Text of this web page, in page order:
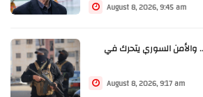
August 8, 2026, 9:45 am
السوري يتحرك في
August 8, 2026, 9:17 am